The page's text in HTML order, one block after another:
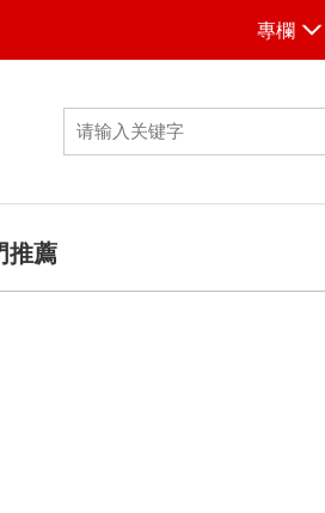
專欄
推薦